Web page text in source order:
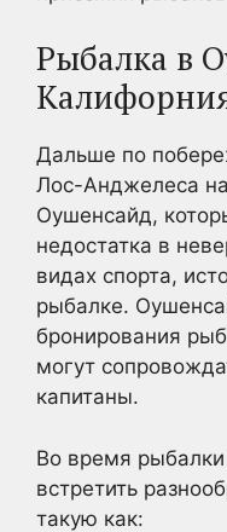
Рыбалка в
Дальше по
Лос-Анджелеса
Оушенсайд,
недостатка в
видах спорта,
рыбалке.
бронирования
могут
капитаны.
Во время
встретить
такую как: